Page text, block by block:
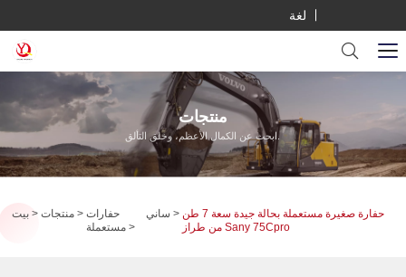
لغة
منتجات
ابحث عن الكمال الأعظم، وخلق التألق.
بيت منتجات
حفارات
مستعملة
ساني
حفارة صغيرة مستعملة بحالة جيدة سعة 7 طن
من طراز Sany 75Cpro